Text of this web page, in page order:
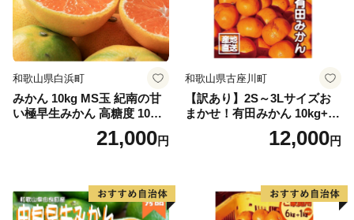
和歌山県白浜町
みかん 10kg MS玉 紀南の甘
い極早生みかん 高糖度 10月
以降発送 マルチ被覆栽培
21,000円
和歌山県古座川町
【訳あり】2S～3Lサイズお
まかせ！有田みかん 10kg+2k
g保証分 11月から12月下旬ま
でに順次発送致します。 / 訳
ん 和歌山 ご家庭用
12,000円